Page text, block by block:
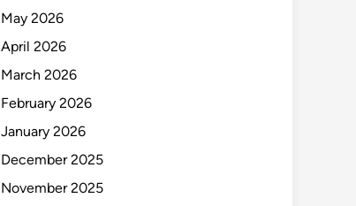
May 2026
April 2026
March 2026
February 2026
January 2026
December 2025
November 2025